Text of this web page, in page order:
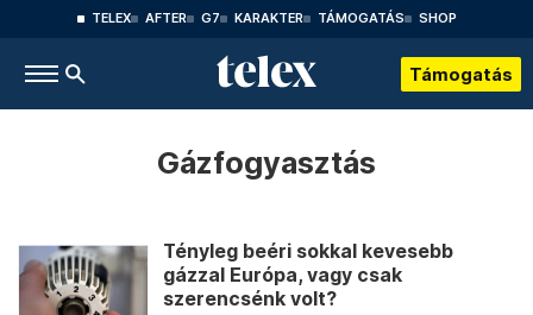
TELEX AFTER G7 KARAKTER TÁMOGATÁS SHOP
Támogatás
Gázfogyasztás
Tényleg beéri sokkal kevesebb
gázzal Európa, vagy csak
szerencsénk volt?